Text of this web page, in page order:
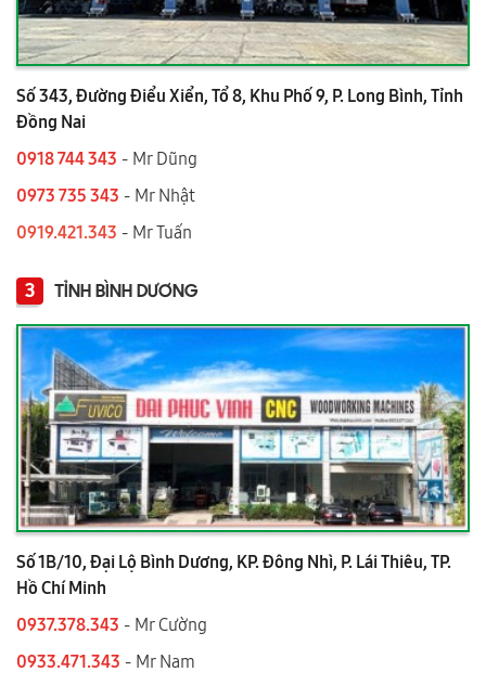
Số 343, Đường Điểu Xiển, Tổ 8, Khu Phố 9, P. Long Bình, Tỉnh
Đồng Nai
0918 744 343 - Mr Dũng
0973 735 343 - Mr Nhật
0919.421.343 ​​​​​​ - Mr Tuấn
3 TỈNH BÌNH DƯƠNG
Số 1B/10, Đại Lộ Bình Dương, KP. Đông Nhì, P. Lái Thiêu, TP.
Hồ Chí Minh
0937.378.343 - Mr Cường
0933.471.343 - Mr Nam